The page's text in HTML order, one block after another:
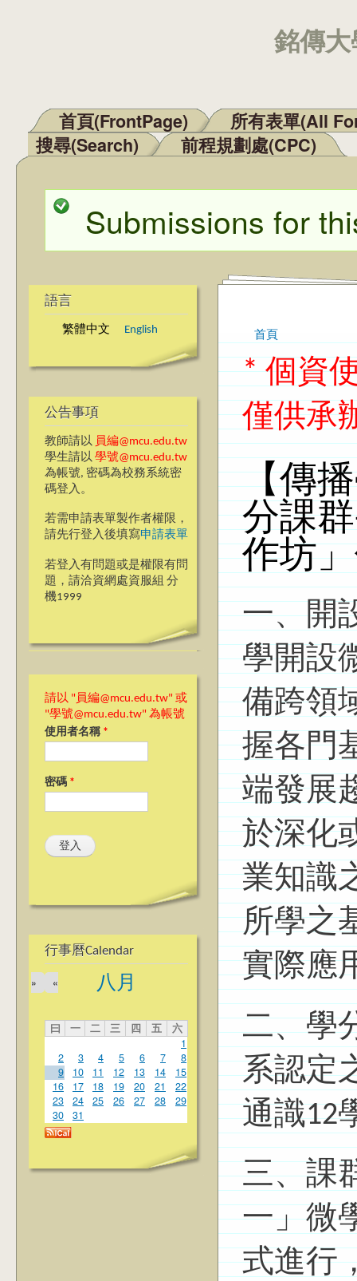
銘傳
主選單
首頁(FrontPage)
所有表單(All
搜尋(Search)
前程規劃處(CPC)
狀態訊息
Submissions for
語言
繁體中文 English
公告事項
教師請以 員編@mcu.edu.tw
學生請以 學號@mcu.edu.tw
為帳號, 密碼為校務系統密
碼登入。
若需申請表單製作者權限，
請先行登入後填寫申請表單
若登入有問題或是權限有問
題，請洽資網處資服組 分
機1999
請以 "員編@mcu.edu.tw" 或
"學號@mcu.edu.tw" 為帳號
使用者名稱 *
密碼 *
行事曆Calendar
八月
«
»
曰 一 二 三 四 五
六
1
2
3 4 5 6 7
8
9
10 11 12 13 14
15
16
17 18 19 20 21
22
23
24 25 26 27 28
29
30
31
您在這裡
首頁
* 個資
僅供承
【傳
分課
作坊
一、開
學開設
備跨領
握各門
端發展
於深化
業知識
所學之
實際應
二、學
系認定
通識12
三、課
一」微
式進行